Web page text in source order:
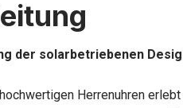
der solarbetriebenen
Herrenuhren